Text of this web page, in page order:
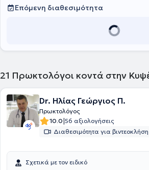
παράλληλα με το ιδιωτικό του ιατρείο,
ιδιωτικές κλινικές της Αττικής, όπως είναι το
Αθηνών (κλινική Περιστερίου), το
Επόμενη διαθεσιμότητα
21 Πρωκτολόγοι κοντά στην
Dr. Ηλίας Γεώργιος Π.
Πρωκτολόγος
10.0|56 αξιολογήσεις
Διαθεσιμότητα για βιντεοκλήση
Σχετικά με τον ειδικό